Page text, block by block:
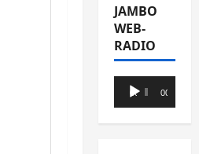
JAMBO
WEB-
RADIO
Lecteur
audio
00:00 00:00